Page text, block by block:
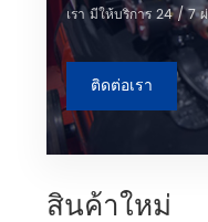
เรา มีให้บริการ 24 / 7
ติดต่อเรา
สินค้าใหม่